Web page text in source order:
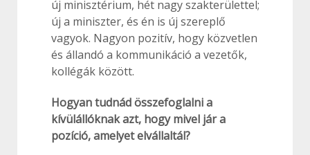
új minisztérium, hét nagy szakterülettel;
új a miniszter, és én is új szereplő
vagyok. Nagyon pozitív, hogy közvetlen
és állandó a kommunikáció a vezetők,
kollégák között.
Hogyan tudnád összefoglalni a
kívülállóknak azt, hogy mivel jár a
pozíció, amelyet elvállaltál?